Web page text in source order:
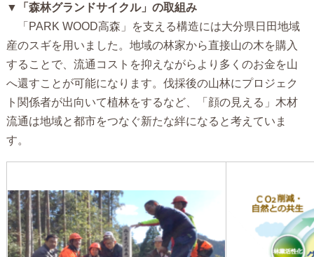
▼ 「森林グランドサイクル」の取組み
「 PARK WOOD高森」を支える構造には大分県日田地域
産のスギを用いました。地域の林家から直接山の木を購入
することで、流通コストを抑えながらより多くのお金を山
へ還すことが可能になります。伐採後の山林にプロジェク
ト関係者が出向いて植林をするなど、「顔の見える」木材
流通は地域と都市をつなぐ新たな絆になると考えていま
す。